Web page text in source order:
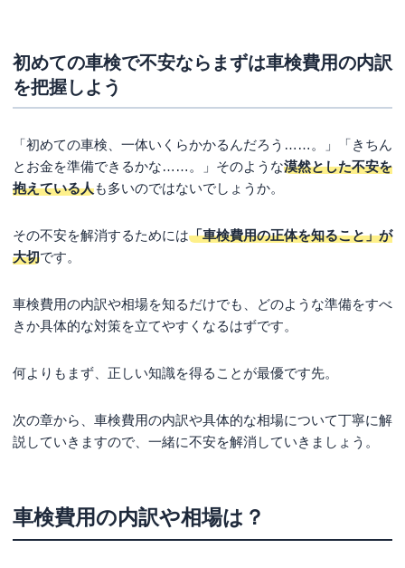
初めての車検で不安ならまずは車検費用の内訳
を把握しよう
「初めての車検、一体いくらかかるんだろう……。」「きちん
とお金を準備できるかな……。」そのような漠然とした不安を
抱えている人も多いのではないでしょうか。
その不安を解消するためには「車検費用の正体を知ること」が
大切です。
車検費用の内訳や相場を知るだけでも、どのような準備をすべ
きか具体的な対策を立てやすくなるはずです。
何よりもまず、正しい知識を得ることが最優です先。
次の章から、車検費用の内訳や具体的な相場について丁寧に解
説していきますので、一緒に不安を解消していきましょう。
車検費用の内訳や相場は？